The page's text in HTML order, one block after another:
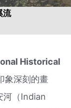
流
Historical
象深刻的畫
河（Indian